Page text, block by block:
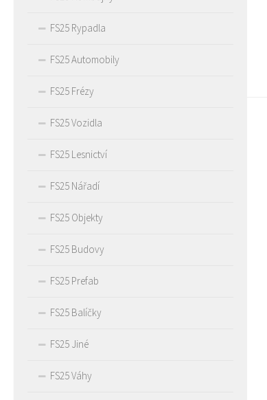
FS25 Rypadla
FS25 Automobily
FS25 Frézy
FS25 Vozidla
FS25 Lesnictví
FS25 Nářadí
FS25 Objekty
FS25 Budovy
FS25 Prefab
FS25 Balíčky
FS25 Jiné
FS25 Váhy